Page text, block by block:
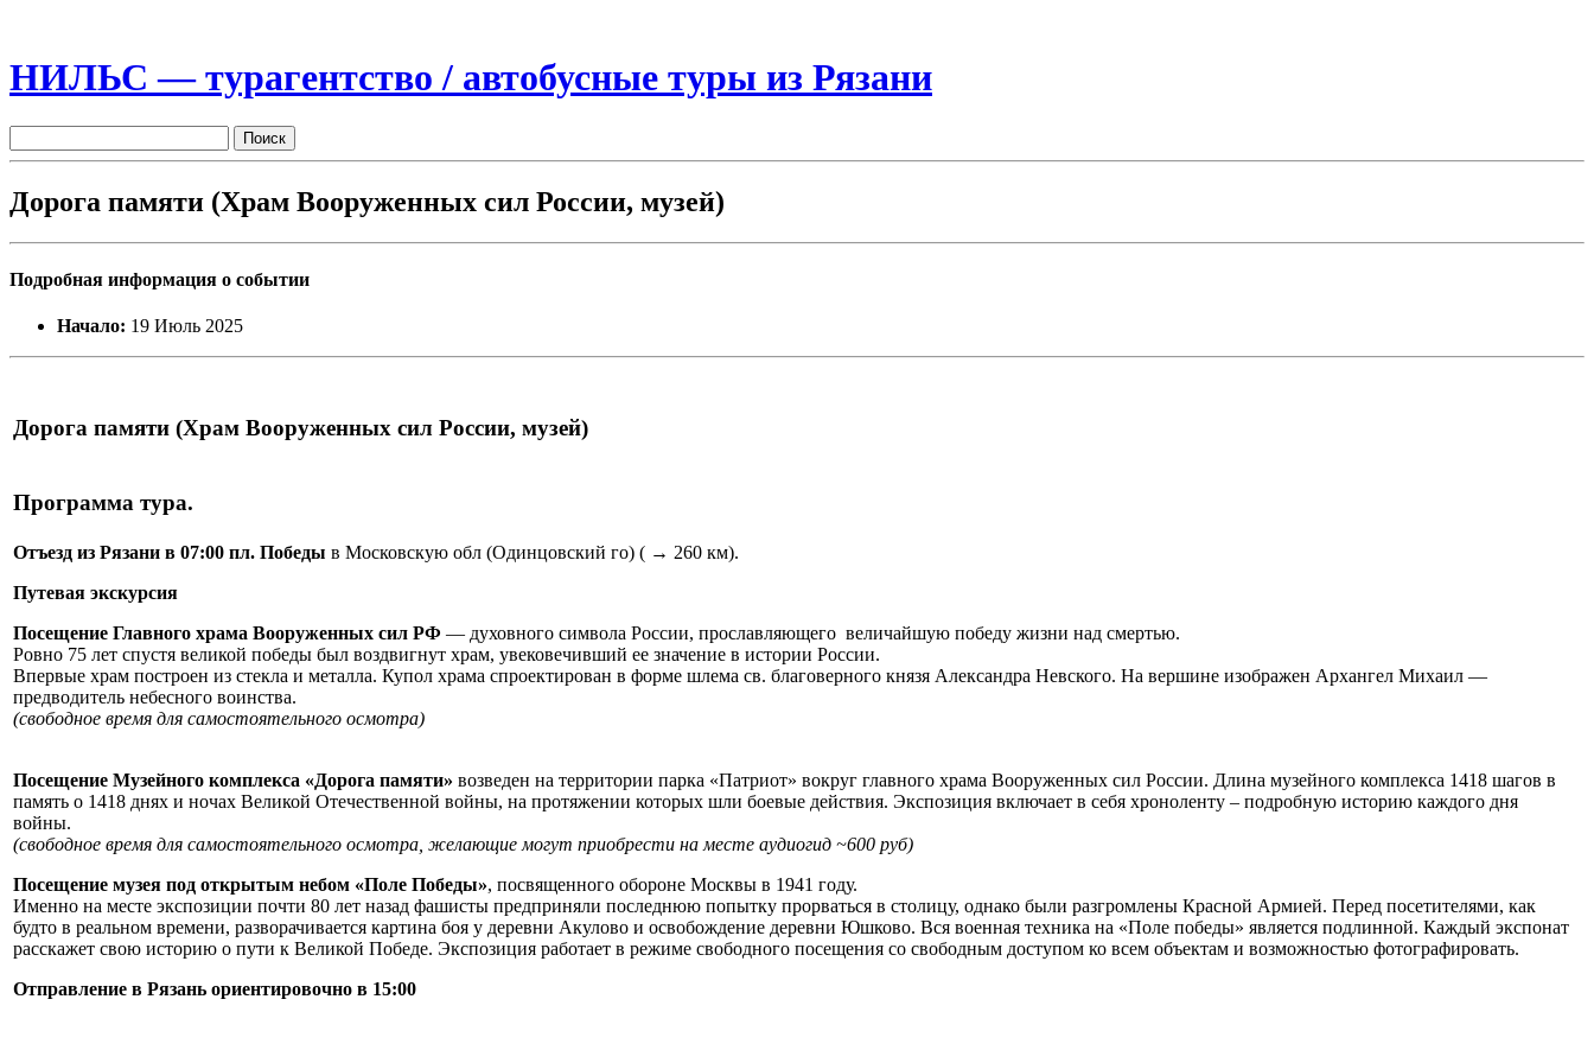
НИЛЬС — турагентство / автобусные туры из Рязани
Дорога памяти (Храм Вооруженных сил России, музей)
Подробная информация о событии
Начало: 19 Июль 2025
Дорога памяти (Храм Вооруженных сил России, музей)
Программа тура.
Отъезд из Рязани в 07:00 пл. Победы в Московскую обл (Одинцовский го) ( → 260 км).
Путевая экскурсия
Посещение Главного храма Вооруженных сил РФ — духовного символа России, прославляющего величайшую победу жизни над смертью.
Ровно 75 лет спустя великой победы был воздвигнут храм, увековечивший ее значение в истории России.
Впервые храм построен из стекла и металла. Купол храма спроектирован в форме шлема св. благоверного князя Александра Невского. На вершине изображен Архангел Михаил —
предводитель небесного воинства.
(свободное время для самостоятельного осмотра)
Посещение Музейного комплекса «Дорога памяти» возведен на территории парка «Патриот» вокруг главного храма Вооруженных сил России. Длина музейного комплекса 1418 шагов в
память о 1418 днях и ночах Великой Отечественной войны, на протяжении которых шли боевые действия. Экспозиция включает в себя хроноленту – подробную историю каждого дня
войны.
(свободное время для самостоятельного осмотра, желающие могут приобрести на месте аудиогид ~600 руб)
Посещение музея под открытым небом «Поле Победы», посвященного обороне Москвы в 1941 году.
Именно на месте экспозиции почти 80 лет назад фашисты предприняли последнюю попытку прорваться в столицу, однако были разгромлены Красной Армией. Перед посетителями, как
будто в реальном времени, разворачивается картина боя у деревни Акулово и освобождение деревни Юшково. Вся военная техника на «Поле победы» является подлинной. Каждый экспонат
расскажет свою историю о пути к Великой Победе. Экспозиция работает в режиме свободного посещения со свободным доступом ко всем объектам и возможностью фотографировать.
Отправление в Рязань ориентировочно в 15:00